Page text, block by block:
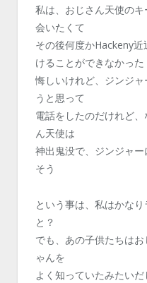
私は、おじさん天使の
会いたくて
その後何度かHackeny
けることができなかった
悔しいけれど、ジンジ
うと思って
電話をしたのだけれど
ん天使は
神出鬼没で、ジンジャ
そう
という事は、私はかな
と？
でも、あの子供たちは
ゃんを
よく知っていたみたい